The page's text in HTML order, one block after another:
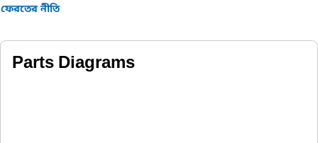
ফেরতের নীতি
Parts Diagrams